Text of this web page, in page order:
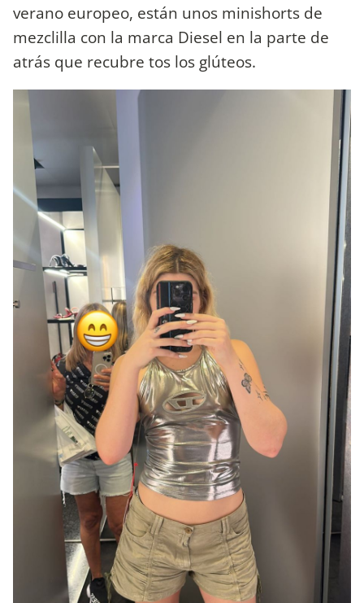
verano europeo, están unos minishorts de
mezclilla con la marca Diesel en la parte de
atrás que recubre tos los glúteos.